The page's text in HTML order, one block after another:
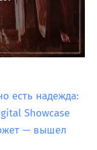
есть надежда:
Showcase
— вышел